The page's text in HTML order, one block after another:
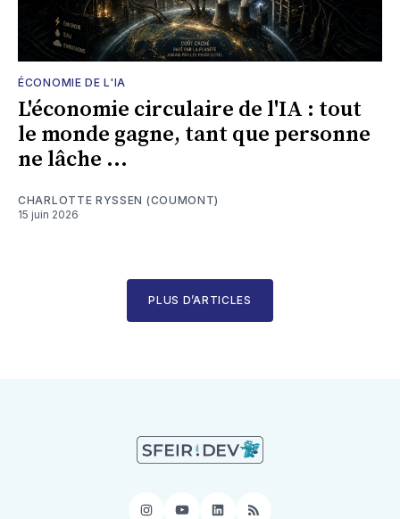
ÉCONOMIE DE L'IA
L'économie circulaire de l'IA : tout
le monde gagne, tant que personne
ne lâche ...
CHARLOTTE RYSSEN (COUMONT)
15 juin 2026
PLUS D’ARTICLES